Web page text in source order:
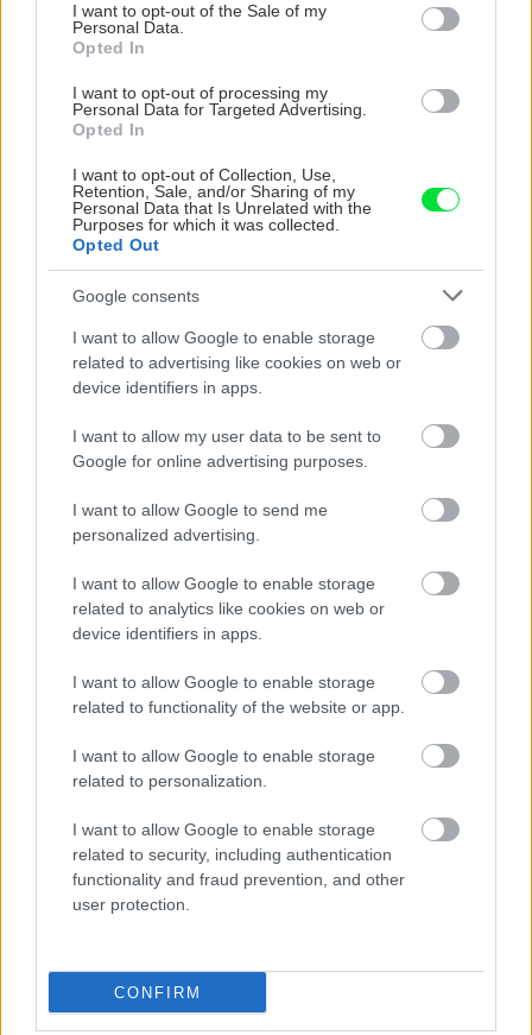
I want to opt-out of the Sale of my
Personal Data.
Opted In
I want to opt-out of processing my
Personal Data for Targeted Advertising.
Opted In
I want to opt-out of Collection, Use,
Retention, Sale, and/or Sharing of my
Personal Data that Is Unrelated with the
Purposes for which it was collected.
Opted Out
Google consents
I want to allow Google to enable storage
related to advertising like cookies on web or
device identifiers in apps.
I want to allow my user data to be sent to
Google for online advertising purposes.
I want to allow Google to send me
personalized advertising.
I want to allow Google to enable storage
related to analytics like cookies on web or
device identifiers in apps.
I want to allow Google to enable storage
related to functionality of the website or app.
I want to allow Google to enable storage
related to personalization.
I want to allow Google to enable storage
related to security, including authentication
functionality and fraud prevention, and other
user protection.
CONFIRM
vojdete dnu, zabudnete,
že nie ste v Toskánsku
Čičmanoch si postavil
montovaný domček v
10 najčastejších
skrytých chýb, ktoré
vás môžu nepríjemne
Žena, búracie kladivo a
vôňa dreva: Takáto
premena zrubu z roku
DOM
Chystáte sa zatepľovať
alebo meniť kotol?
Návod, ako v nových
dotačných výzvach
neprísť o tisíce eur
Ako si svojpomocne
minerálnymi doskami
Multipor ETX